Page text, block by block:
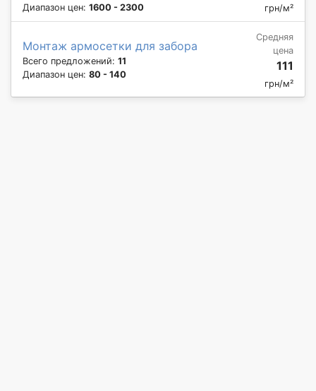
Диапазон цен: 1600 - 2300 грн/м²
Монтаж армосетки для забора
Всего предложений: 11
Диапазон цен: 80 - 140
Средняя
цена
111
грн/м²